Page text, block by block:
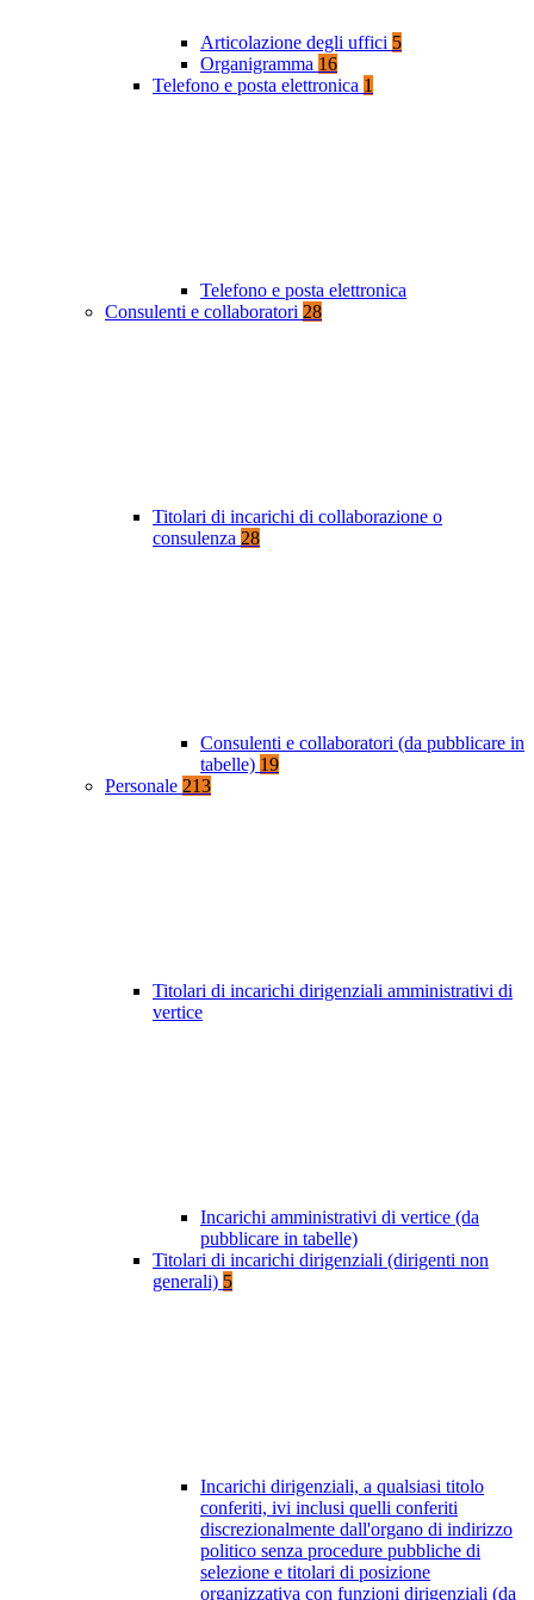
Articolazione degli uffici 5
Organigramma 16
Telefono e posta elettronica 1
Telefono e posta elettronica
Consulenti e collaboratori 28
Titolari di incarichi di collaborazione o
consulenza 28
Consulenti e collaboratori (da pubblicare in
tabelle) 19
Personale 213
Titolari di incarichi dirigenziali amministrativi di
vertice
Incarichi amministrativi di vertice (da
pubblicare in tabelle)
Titolari di incarichi dirigenziali (dirigenti non
generali) 5
Incarichi dirigenziali, a qualsiasi titolo
conferiti, ivi inclusi quelli conferiti
discrezionalmente dall'organo di indirizzo
politico senza procedure pubbliche di
selezione e titolari di posizione
organizzativa con funzioni dirigenziali (da